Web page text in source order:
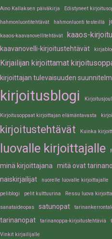
Aino Kallaksen päiväkirja Edistyneet
hahmonluontitehtävät hahmonluonti testeillä
kaaos-kaavanovellitehtävät kaaos-
kaavanovelli-kirjoitustehtävät
Kirjailijan kirjoittamat
kirjoittajan tulevaisuuden
kirjoitusblogi
Kirjoitusoppaat kirjoittajan elämäntavasta
kirjoitustehtävät Kuinka
luovalle kirjoittajalle
minä kirjoittajana mitä ovat
naiskirjailijat nuorelle luovalle kirjoittajalle
peliblogi pelit kulttuurina Ressu luova
sanataideopas satunopat
tarinanopat tarinanoppa-kirjoitustehtäviä
Vinkit kirjailijalle